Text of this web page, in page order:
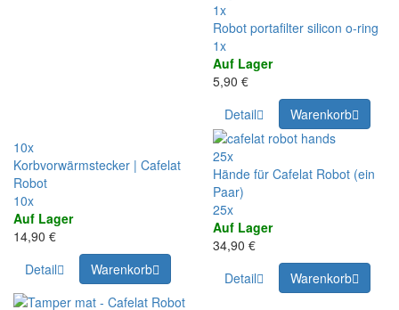
10x
Korbvorwärmstecker | Cafelat
Robot
10x
Auf Lager
14,90 €
Detail
Warenkorb
1x
Robot portafilter silicon o-ring
1x
Auf Lager
5,90 €
Detail
Warenkorb
25x
Hände für Cafelat Robot (ein
Paar)
25x
Auf Lager
34,90 €
Detail
Warenkorb